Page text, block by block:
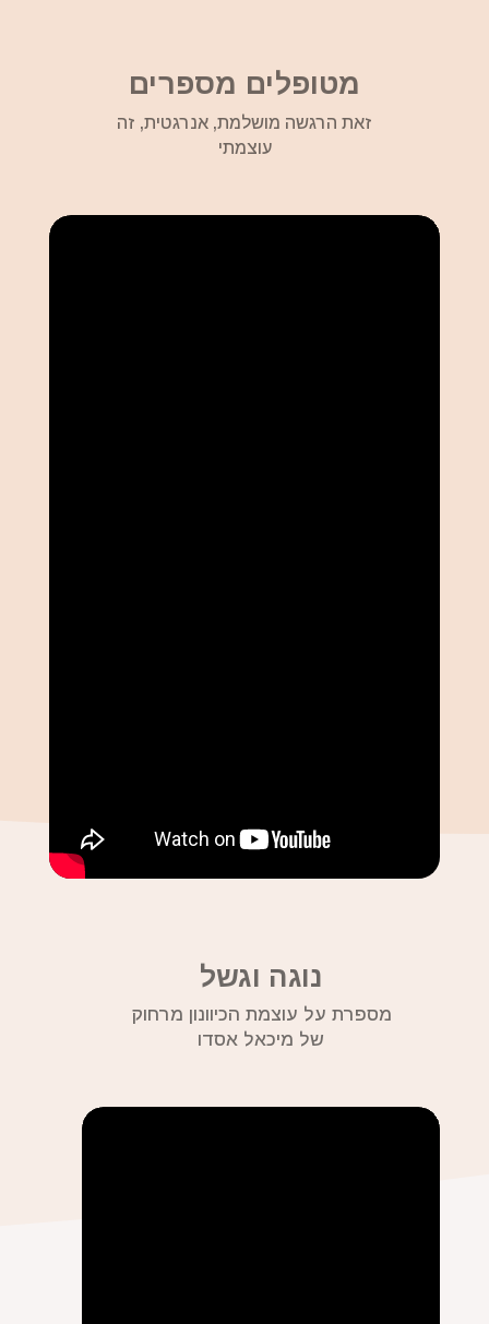
מטופלים מספרים
זאת הרגשה מושלמת, אנרגטית, זה
עוצמתי
נוגה וגשל
מספרת על עוצמת הכיוונון מרחוק
של מיכאל אסדו